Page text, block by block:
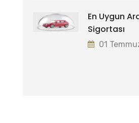
En Uygun
Sigortası
01